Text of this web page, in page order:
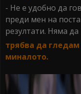
- Не е удобно да
преди мен на
резултати. Няма
трябва да
миналото.